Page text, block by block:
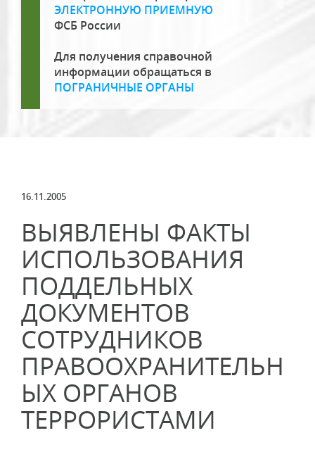
ЭЛЕКТРОННУЮ ПРИЕМНУЮ
ФСБ России
Для получения справочной
информации обращаться в
ПОГРАНИЧНЫЕ ОРГАНЫ
16.11.2005
ВЫЯВЛЕНЫ ФАКТЫ
ИСПОЛЬЗОВАНИЯ
ПОДДЕЛЬНЫХ
ДОКУМЕНТОВ
СОТРУДНИКОВ
ПРАВООХРАНИТЕЛЬН
ЫХ ОРГАНОВ
ТЕРРОРИСТАМИ